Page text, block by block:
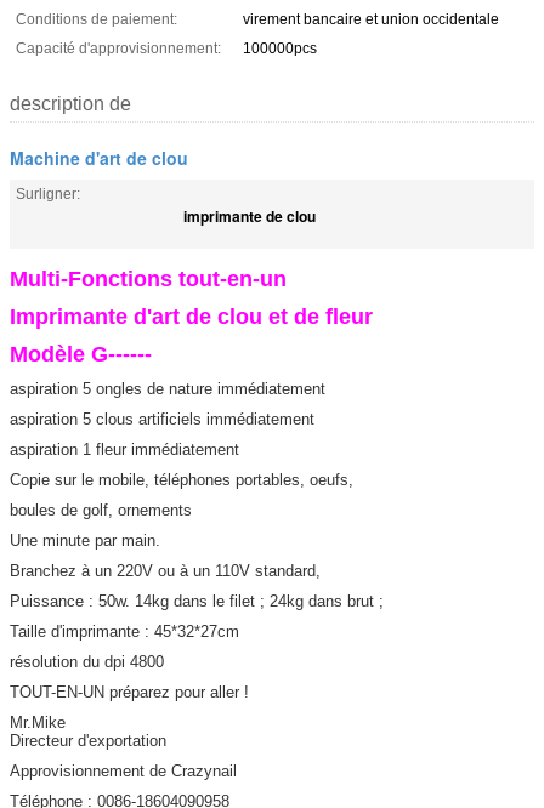
Conditions de paiement:
virement bancaire et union occidentale
Capacité d'approvisionnement:
100000pcs
description de
Machine d'art de clou
Surligner:
imprimante de clou
Multi-Fonctions tout-en-un
Imprimante d'art de clou et de fleur
Modèle G------
aspiration 5 ongles de nature immédiatement
aspiration 5 clous artificiels immédiatement
aspiration 1 fleur immédiatement
Copie sur le mobile, téléphones portables, oeufs,
boules de golf, ornements
Une minute par main.
Branchez à un 220V ou à un 110V standard,
Puissance : 50w. 14kg dans le filet ; 24kg dans brut ;
Taille d'imprimante : 45*32*27cm
résolution du dpi 4800
TOUT-EN-UN préparez pour aller !
Mr.Mike
Directeur d'exportation
Approvisionnement de Crazynail
Téléphone : 0086-18604090958